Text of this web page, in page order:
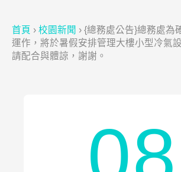
首頁 › 校園新聞 › {總務處公告}總務處為
運作，將於暑假安排管理大樓小型冷氣
請配合與體諒，謝謝。